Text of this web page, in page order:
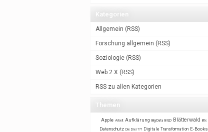
Kategorien
Allgemein ( RSS)
Forschung allgemein ( RSS)
Soziologie( RSS)
Web 2.X ( RSS)
RSS zu allen Kategorien
Themen
Apple Arbeit Aufklärung Big Data BILD Blätterwald Btx
Datenschutz Die Drei ??? Digitale Transformation E-Books